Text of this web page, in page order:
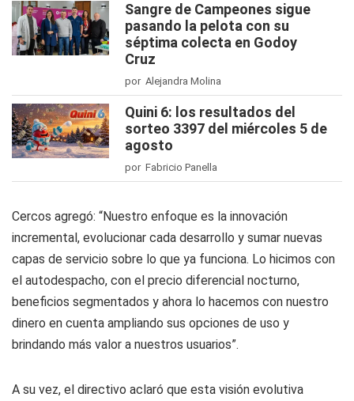
Sangre de Campeones sigue
pasando la pelota con su
séptima colecta en Godoy
Cruz
por Alejandra Molina
Quini 6: los resultados del
sorteo 3397 del miércoles 5 de
agosto
por Fabricio Panella
Cercos agregó: “Nuestro enfoque es la innovación
incremental, evolucionar cada desarrollo y sumar nuevas
capas de servicio sobre lo que ya funciona. Lo hicimos con
el autodespacho, con el precio diferencial nocturno,
beneficios segmentados y ahora lo hacemos con nuestro
dinero en cuenta ampliando sus opciones de uso y
brindando más valor a nuestros usuarios”.
A su vez, el directivo aclaró que esta visión evolutiva